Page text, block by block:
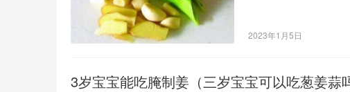
2023年1月5日
3岁宝宝能吃腌制姜（三岁宝宝可以吃葱姜蒜